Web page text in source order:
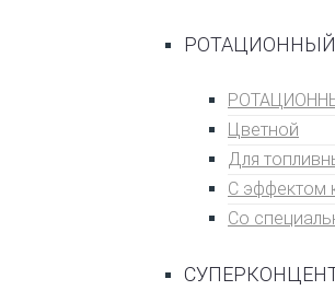
Цветной
Для
С эффеĸтом
Со